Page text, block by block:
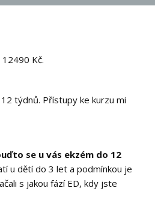
Kč.
týdnů. Přístupy ke kurzu mi
se u vás ekzém do 12
u dětí do 3 let a podmínkou je
s jakou fází ED, kdy jste